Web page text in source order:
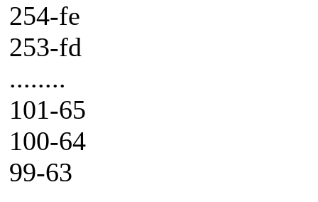
254-fe
253-fd
........
101-65
100-64
99-63